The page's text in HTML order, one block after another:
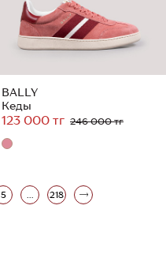
BALLY
Кеды
123 000 тг 246 000 тг
5 ... 218